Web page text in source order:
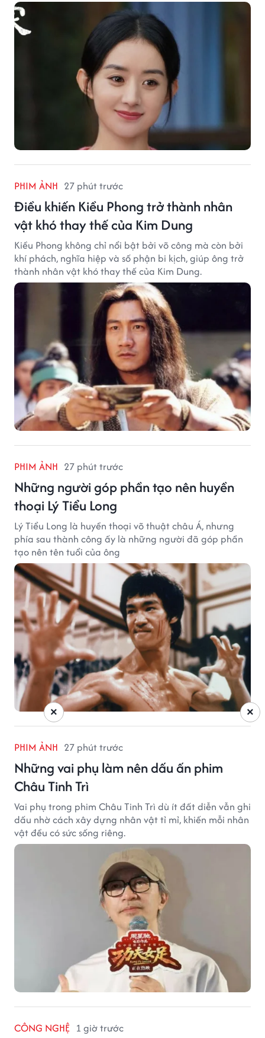
PHIM ẢNH 27 phút trước
Điều khiến Kiều Phong trở thành nhân
vật khó thay thế của Kim Dung
Kiều Phong không chỉ nổi bật bởi võ công mà còn bởi
khí phách, nghĩa hiệp và số phận bi kịch, giúp ông trở
thành nhân vật khó thay thế của Kim Dung.
PHIM ẢNH 27 phút trước
Những người góp phần tạo nên huyền
thoại Lý Tiểu Long
Lý Tiểu Long là huyền thoại võ thuật châu Á, nhưng
phía sau thành công ấy là những người đã góp phần
tạo nên tên tuổi của ông
PHIM ẢNH 27 phút trước
Những vai phụ làm nên dấu ấn phim
Châu Tinh Trì
Vai phụ trong phim Châu Tinh Trì dù ít đất diễn vẫn ghi
dấu nhờ cách xây dựng nhân vật tỉ mỉ, khiến mỗi nhân
vật đều có sức sống riêng.
CÔNG NGHỆ 1 giờ trước
×
×